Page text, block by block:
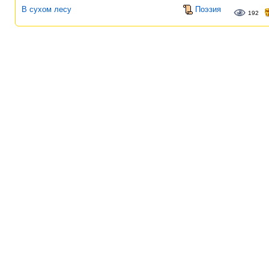
В сухом лесу Поэзия 192